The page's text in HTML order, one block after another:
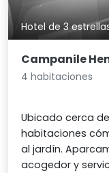
Hotel de 3
Campanile
4 habitaciones
Ubicado cerca
habitaciones
al jardín.
acogedor y